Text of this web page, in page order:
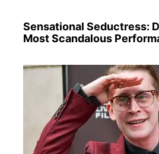
Sensational Seductress:
Most Scandalous